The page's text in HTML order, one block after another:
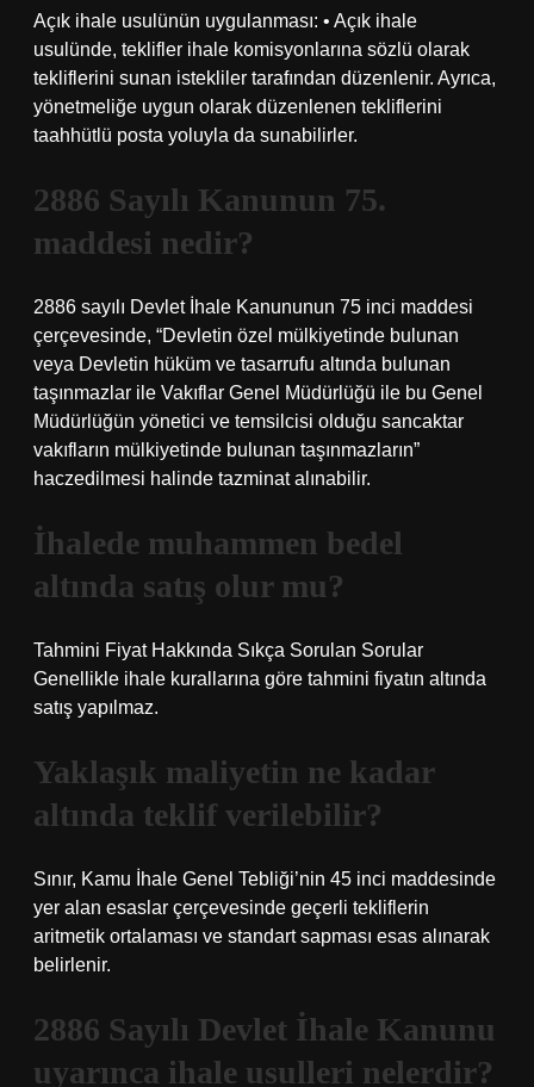
Açık ihale usulünün uygulanması: • Açık ihale
usulünde, teklifler ihale komisyonlarına sözlü olarak
tekliflerini sunan istekliler tarafından düzenlenir. Ayrıca,
yönetmeliğe uygun olarak düzenlenen tekliflerini
taahhütlü posta yoluyla da sunabilirler.
2886 Sayılı Kanunun 75.
maddesi nedir?
2886 sayılı Devlet İhale Kanununun 75 inci maddesi
çerçevesinde, “Devletin özel mülkiyetinde bulunan
veya Devletin hüküm ve tasarrufu altında bulunan
taşınmazlar ile Vakıflar Genel Müdürlüğü ile bu Genel
Müdürlüğün yönetici ve temsilcisi olduğu sancaktar
vakıfların mülkiyetinde bulunan taşınmazların”
haczedilmesi halinde tazminat alınabilir.
İhalede muhammen bedel
altında satış olur mu?
Tahmini Fiyat Hakkında Sıkça Sorulan Sorular
Genellikle ihale kurallarına göre tahmini fiyatın altında
satış yapılmaz.
Yaklaşık maliyetin ne kadar
altında teklif verilebilir?
Sınır, Kamu İhale Genel Tebliği’nin 45 inci maddesinde
yer alan esaslar çerçevesinde geçerli tekliflerin
aritmetik ortalaması ve standart sapması esas alınarak
belirlenir.
2886 Sayılı Devlet İhale Kanunu
uyarınca ihale usulleri nelerdir?